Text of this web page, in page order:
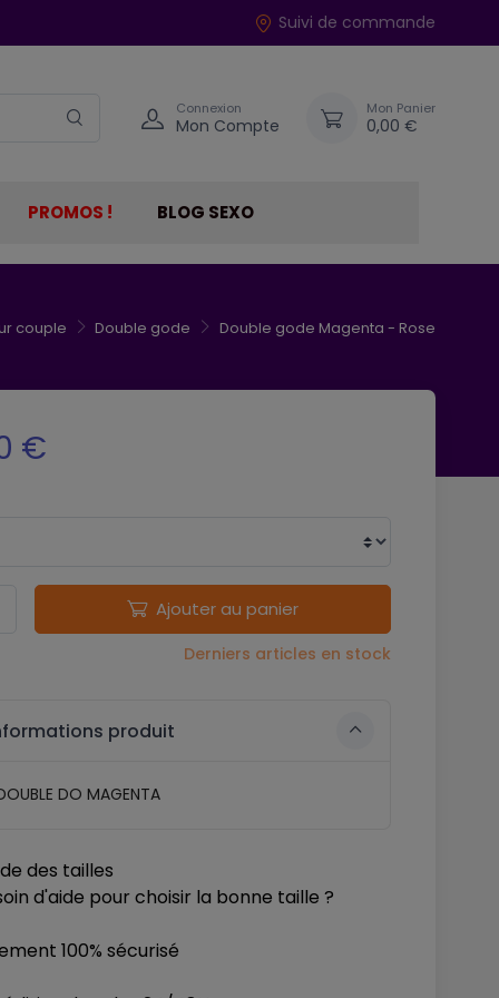
Suivi de commande
Connexion
Mon Compte
Mon Panier
0,00 €
PROMOS ! BLOG SEXO
couple Double gode Double gode Magenta - Rose
€
Ajouter au panier
Derniers articles en stock
produit
DO MAGENTA
des tailles
d'aide pour choisir la bonne taille ?
100% sécurisé